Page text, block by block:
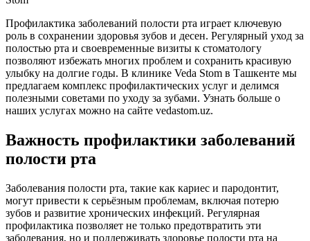
Профилактика заболеваний полости рта играет ключевую
роль в сохранении здоровья зубов и десен. Регулярный уход за
полостью рта и своевременные визиты к стоматологу
позволяют избежать многих проблем и сохранить красивую
улыбку на долгие годы. В клинике Veda Stom в Ташкенте мы
предлагаем комплекс профилактических услуг и делимся
полезными советами по уходу за зубами. Узнать больше о
наших услугах можно на сайте vedastom.uz.
Важность профилактики заболеваний
полости рта
Заболевания полости рта, такие как кариес и пародонтит,
могут привести к серьёзным проблемам, включая потерю
зубов и развитие хронических инфекций. Регулярная
профилактика позволяет не только предотвратить эти
заболевания, но и поддерживать здоровье полости рта на